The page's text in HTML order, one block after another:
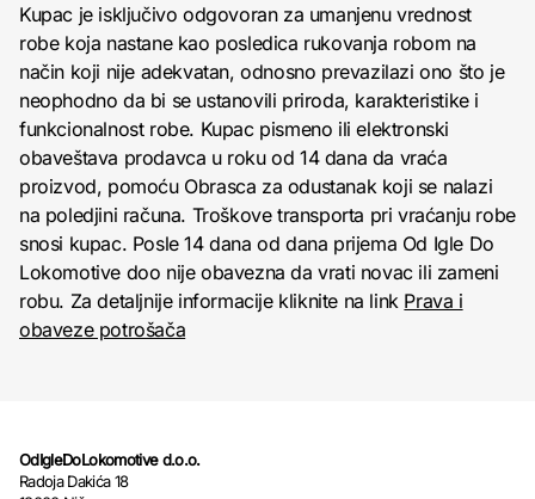
Kupac je isključivo odgovoran za umanjenu vrednost
robe koja nastane kao posledica rukovanja robom na
način koji nije adekvatan, odnosno prevazilazi ono što je
neophodno da bi se ustanovili priroda, karakteristike i
funkcionalnost robe. Kupac pismeno ili elektronski
obaveštava prodavca u roku od 14 dana da vraća
proizvod, pomoću Obrasca za odustanak koji se nalazi
na poledjini računa. Troškove transporta pri vraćanju robe
snosi kupac. Posle 14 dana od dana prijema Od Igle Do
Lokomotive doo nije obavezna da vrati novac ili zameni
robu. Za detaljnije informacije kliknite na link Prava i
obaveze potrošača
OdIgleDoLokomotive d.o.o.
Radoja Dakića 18